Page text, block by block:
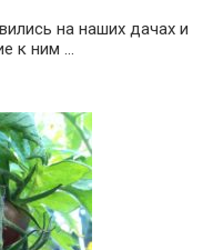
на наших дачах и
к ним ...